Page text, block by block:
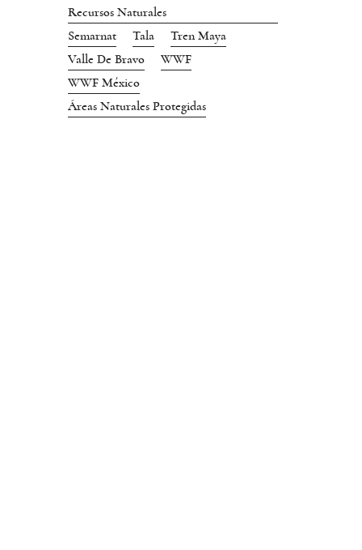
Recursos Naturales
Semarnat
Tala
Tren Maya
Valle De Bravo
WWF
WWF México
Áreas Naturales Protegidas